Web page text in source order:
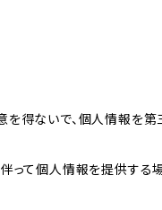
を得ないで、個人情報を
って個人情報を提供する